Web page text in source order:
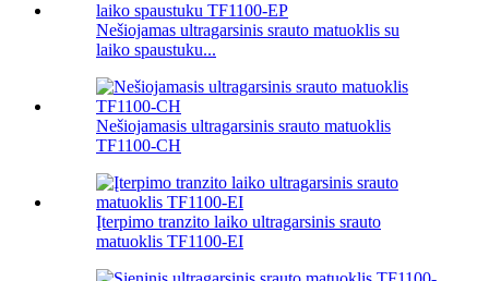
Nešiojamas ultragarsinis srauto matuoklis su
laiko spaustuku...
Nešiojamasis ultragarsinis srauto matuoklis
TF1100-CH
Įterpimo tranzito laiko ultragarsinis srauto
matuoklis TF1100-EI